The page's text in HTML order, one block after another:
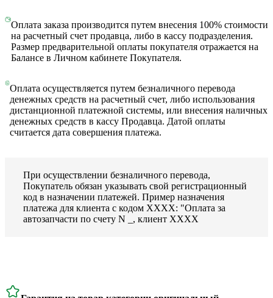
Оплата заказа производится путем внесения 100% стоимости
на расчетный счет продавца, либо в кассу подразделения.
Размер предварительной оплаты покупателя отражается на
Балансе в Личном кабинете Покупателя.
Оплата осуществляется путем безналичного перевода
денежных средств на расчетный счет, либо использования
дистанционной платежной системы, или внесения наличных
денежных средств в кассу Продавца. Датой оплаты
считается дата совершения платежа.
При осуществлении безналичного перевода,
Покупатель обязан указывать свой регистрационный
код в назначении платежей. Пример назначения
платежа для клиента с кодом ХХХХ: "Оплата за
автозапчасти по счету N _, клиент ХХХХ